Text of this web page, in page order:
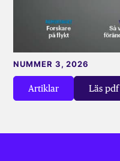
Artiklar Läs pdf
NUMMER 3, 2026